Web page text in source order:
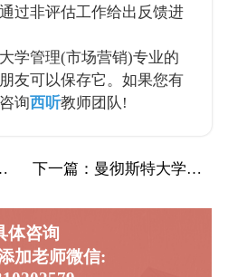
过非评估工作给出反馈进
管理(市场营销)专业的
友可以保存它。如果您有
询西听教师团队!
下一篇 ：曼彻斯特大学UoM曼大国际商业，金融和经…
体咨询
加老师微信: